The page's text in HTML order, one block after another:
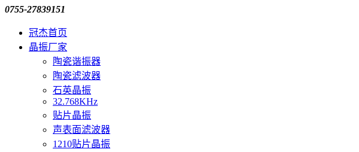
0755-27839151
冠杰首页
晶振厂家
陶瓷谐振器
陶瓷滤波器
石英晶振
32.768KHz
贴片晶振
声表面滤波器
1210贴片晶振